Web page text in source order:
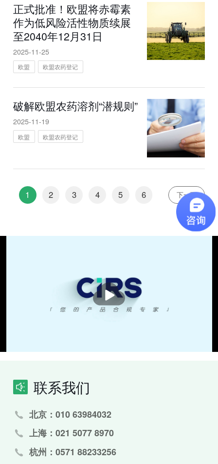
正式批准！欧盟将赤霉素
作为低风险活性物质续展
至2040年12月31日
2025-11-25
欧盟 欧盟农药登记
破解欧盟农药溶剂“潜规则”
2025-11-19
欧盟 欧盟农药登记
1 2 3 4 5 6 下一页
播
放
联系我们
北京：010 63984032
上海：021 5077 8970
杭州：0571 88233256